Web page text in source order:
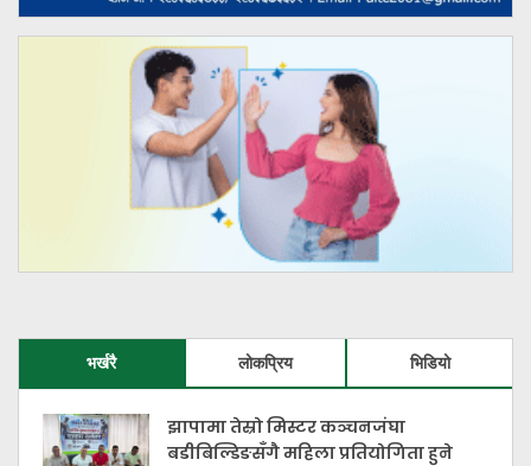
भर्खरै लोकप्रिय भिडियो
झापामा तेस्रो मिस्टर कञ्चनजंघा
बडीबिल्डिङसँगै महिला प्रतियोगिता हुने